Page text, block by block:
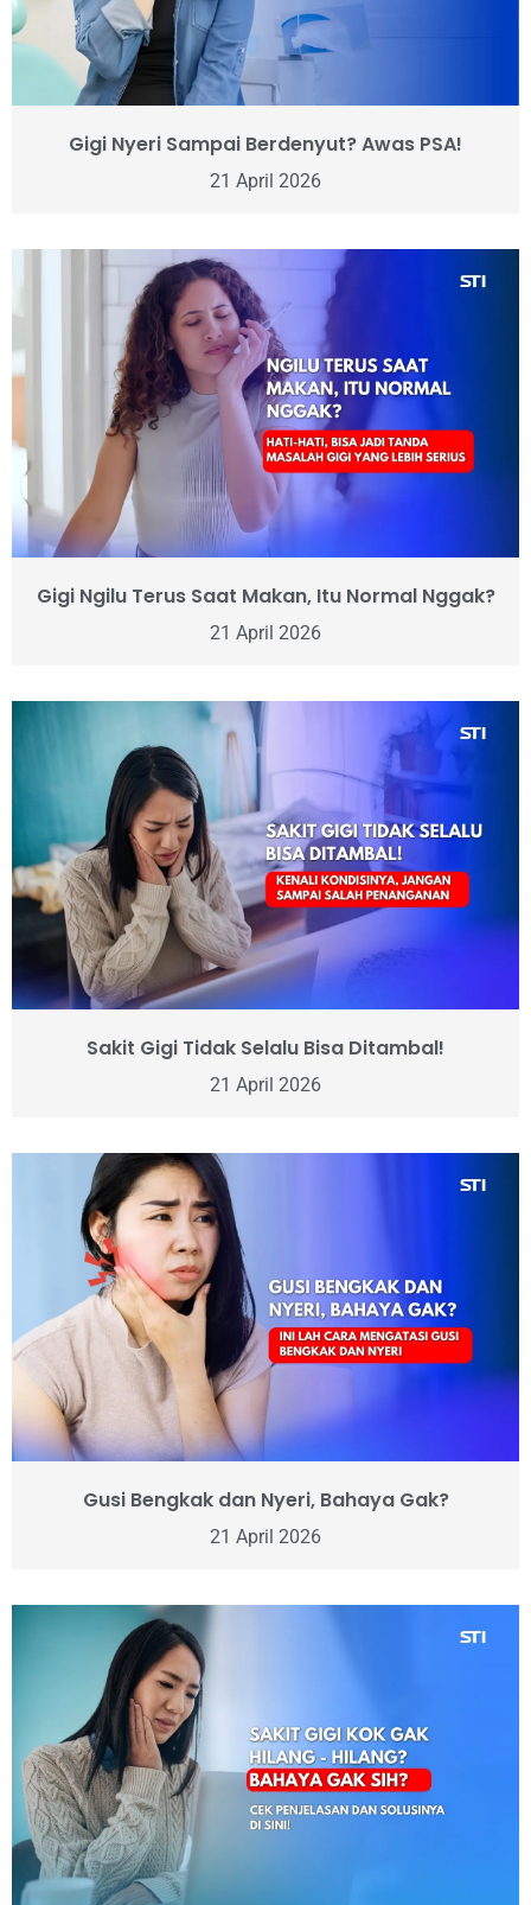
Gigi Nyeri Sampai Berdenyut? Awas PSA!
21 April 2026
Gigi Ngilu Terus Saat Makan, Itu Normal Nggak?
21 April 2026
Sakit Gigi Tidak Selalu Bisa Ditambal!
21 April 2026
Gusi Bengkak dan Nyeri, Bahaya Gak?
21 April 2026